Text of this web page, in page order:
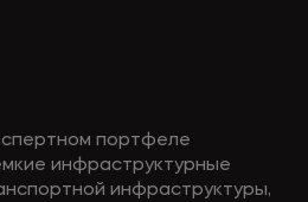
портфеле
инфраструктурные
инфраструктуры,